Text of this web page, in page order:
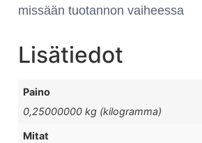
missään tuotannon vaiheessa
Lisätiedot
Paino
0,25000000 kg (kilogramma)
Mitat